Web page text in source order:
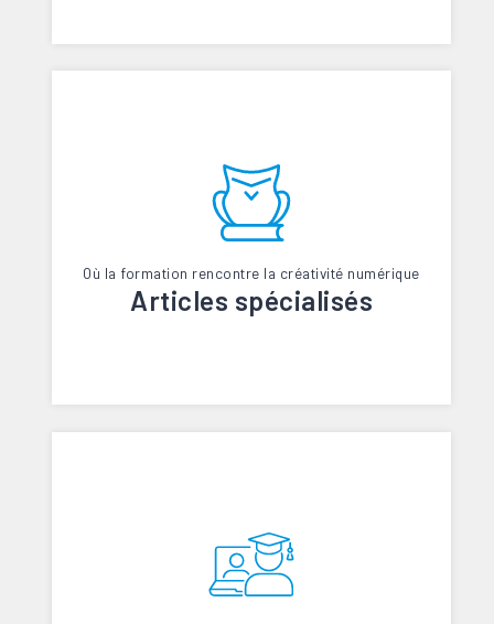
Où la formation rencontre la créativité numérique
Articles spécialisés